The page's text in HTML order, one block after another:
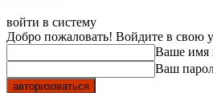
войти в систему
Добро пожаловать! Войдите в свою
Ваше имя
Ваш